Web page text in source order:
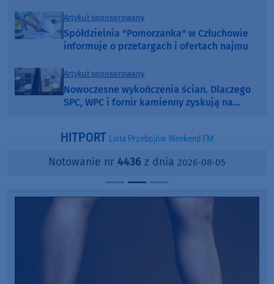
Artykuł sponsorowany
Spółdzielnia "Pomorzanka" w Człuchowie
informuje o przetargach i ofertach najmu
Artykuł sponsorowany
Nowoczesne wykończenia ścian. Dlaczego
SPC, WPC i fornir kamienny zyskują na
HITPORT Lista Przebojów Weekend FM
Notowanie nr 4436 z dnia 2026-08-05